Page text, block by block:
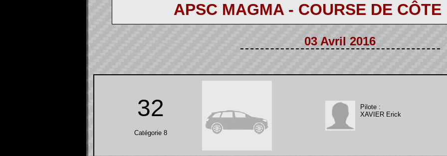
APSC MAGMA - COURSE DE CÔTE
03 Avril 2016
32
Catégorie 8
Pilote :
XAVIER Erick